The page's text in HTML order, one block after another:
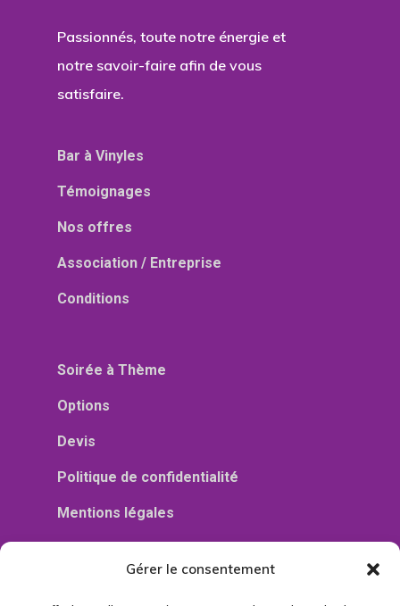
Gérer le consentement
Passionnés, toute notre énergie et
notre savoir-faire afin de vous
satisfaire.
Bar à Vinyles
Témoignages
Nos offres
Association / Entreprise
Conditions
Soirée à Thème
Options
Devis
Politique de confidentialité
Mentions légales
06 85 39 88 70